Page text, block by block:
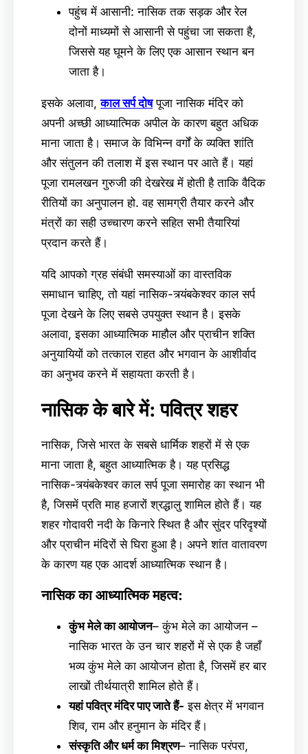
पहुंच में आसानी: नासिक तक सड़क और रेल
दोनों माध्यमों से आसानी से पहुंचा जा सकता है,
जिससे यह घूमने के लिए एक आसान स्थान बन
जाता है।
इसके अलावा,काल सर्प दोषपूजा नासिक मंदिर को
अपनी अच्छी आध्यात्मिक अपील के कारण बहुत अधिक
माना जाता है। समाज के विभिन्न वर्गों के व्यक्ति शांति
और संतुलन की तलाश में इस स्थान पर आते हैं। यहां
पूजा रामलखन गुरुजी की देखरेख में होती है ताकि वैदिक
रीतियों का अनुपालन हो. वह सामग्री तैयार करने और
मंत्रों का सही उच्चारण करने सहित सभी तैयारियां
प्रदान करते हैं।
यदि आपको ग्रह संबंधी समस्याओं का वास्तविक
समाधान चाहिए, तो यहां नासिक-त्र्यंबकेश्वर काल सर्प
पूजा देखने के लिए सबसे उपयुक्त स्थान है। इसके
अलावा, इसका आध्यात्मिक माहौल और प्राचीन शक्ति
अनुयायियों को तत्काल राहत और भगवान के आशीर्वाद
का अनुभव करने में सहायता करती है।
नासिक के बारे में: पवित्र शहर
नासिक, जिसे भारत के सबसे धार्मिक शहरों में से एक
माना जाता है, बहुत आध्यात्मिक है। यह प्रसिद्ध
नासिक-त्र्यंबकेश्वर काल सर्प पूजा समारोह का स्थान भी
है, जिसमें प्रति माह हजारों श्रद्धालु शामिल होते हैं। यह
शहर गोदावरी नदी के किनारे स्थित है और सुंदर परिदृश्यों
और प्राचीन मंदिरों से घिरा हुआ है। अपने शांत वातावरण
के कारण यह एक आदर्श आध्यात्मिक स्थान है।
नासिक का आध्यात्मिक महत्व:
कुंभ मेले का आयोजन– कुंभ मेले का आयोजन –
नासिक भारत के उन चार शहरों में से एक है जहाँ
भव्य कुंभ मेले का आयोजन होता है, जिसमें हर बार
लाखों तीर्थयात्री शामिल होते हैं।
यहां पवित्र मंदिर पाए जाते हैं- इस क्षेत्र में भगवान
शिव, राम और हनुमान के मंदिर हैं।
संस्कृति और धर्म का मिश्रण– नासिक परंपरा,